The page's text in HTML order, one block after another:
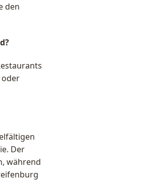
den
oder
Der
während